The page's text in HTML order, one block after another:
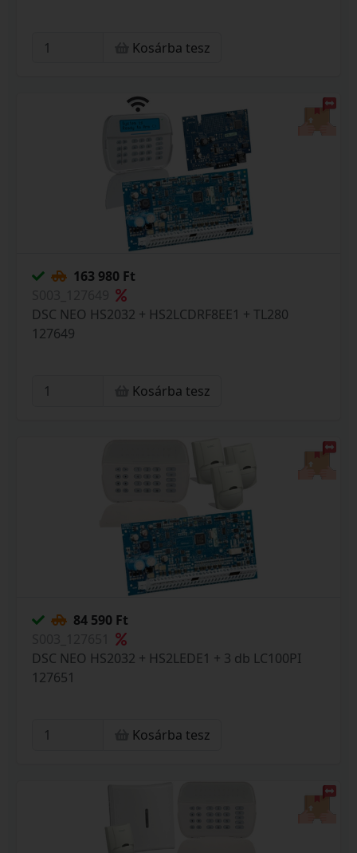
Kosárba tesz
163 980 Ft
DSC NEO HS2032 + HS2LCDRF8EE1 + TL280
127649
Kosárba tesz
84 590 Ft
DSC NEO HS2032 + HS2LEDE1 + 3 db LC100PI
127651
Kosárba tesz